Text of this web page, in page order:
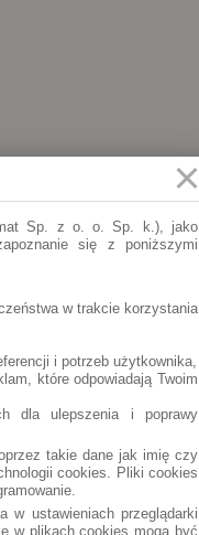
Sp. z o. o. Sp. k.), jako
się z poniższymi
w trakcie korzystania
i potrzeb użytkownika,
które odpowiadają Twoim
dla ulepszenia i poprawy
takie dane jak imię czy
cookies. Pliki cookies
w ustawieniach przeglądarki
w plikach cookies mogą być